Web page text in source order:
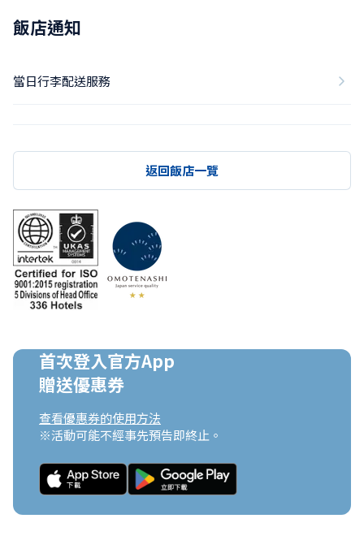
飯店通知
當日行李配送服務
返回飯店一覽
首次登入官方App
贈送優惠券
查看優惠券的使用方法
※活動可能不經事先預告即終止。